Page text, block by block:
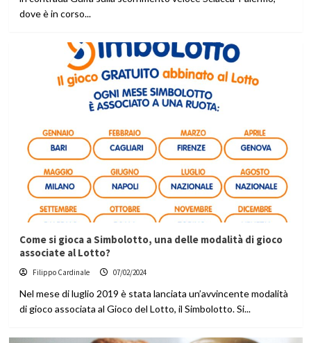
dove è in corso...
Come si gioca a Simbolotto, una delle modalità di gioco
associate al Lotto?
Filippo Cardinale 07/02/2024
Nel mese di luglio 2019 è stata lanciata un’avvincente modalità
di gioco associata al Gioco del Lotto, il Simbolotto. Si...